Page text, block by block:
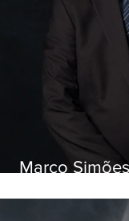
Marco